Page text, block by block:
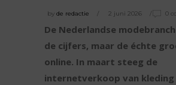
by de redactie 2 juni 2026 0
De Nederlandse
de cijfers, maar de échte
online. In maart steeg de
internetverkoop van